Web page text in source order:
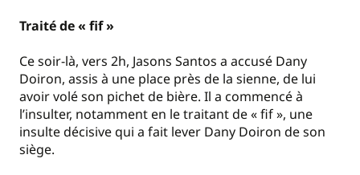
Traité de « fif »
Ce soir-là, vers 2h, Jasons Santos a accusé Dany
Doiron, assis à une place près de la sienne, de lui
avoir volé son pichet de bière. Il a commencé à
l’insulter, notamment en le traitant de « fif », une
insulte décisive qui a fait lever Dany Doiron de son
siège.